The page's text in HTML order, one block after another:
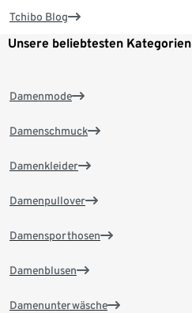
Tchibo Blog
Unsere beliebtesten Kategorien
Damenmode
Damenschmuck
Damenkleider
Damenpullover
Damensporthosen
Damenblusen
Damenunterwäsche